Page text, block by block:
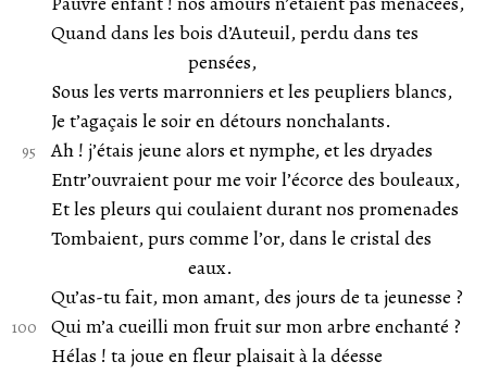
Quand dans les bois d’Auteuil, perdu dans tes
pensées,
Sous les verts marronniers et les peupliers blancs,
Je t’agaçais le soir en détours nonchalants.
Ah ! j’étais jeune alors et nymphe, et les dryades
Entr’ouvraient pour me voir l’écorce des bouleaux,
Et les pleurs qui coulaient durant nos promenades
Tombaient, purs comme l’or, dans le cristal des
eaux.
Qu’as-tu fait, mon amant, des jours de ta jeunesse ?
Qui m’a cueilli mon fruit sur mon arbre enchanté ?
Hélas ! ta joue en fleur plaisait à la déesse